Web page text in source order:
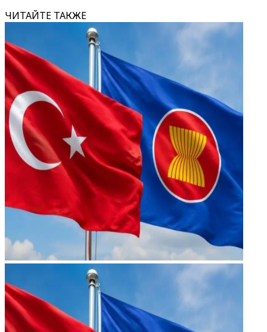
ЧИТАЙТЕ ТАКЖЕ